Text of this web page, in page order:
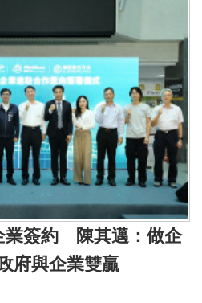
業簽約 陳其邁：做企
府與企業雙贏